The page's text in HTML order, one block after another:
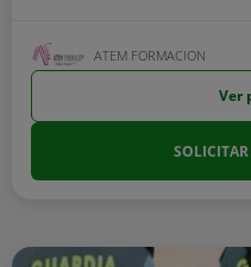
ATEM FORMACION
Ver